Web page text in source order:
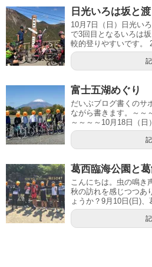
日光いろは坂と
10月7日（日）日光い
で3回目となるいろは
較的登りやすいです。
富士五湖めぐり
だいぶブログ書くのサ
ながら書きます。～～
～～～～10月18日（
葛西臨海公園と
こんにちは。虫の鳴き
秋の訪れを感じつつあ
ょうか？9月10日(日)